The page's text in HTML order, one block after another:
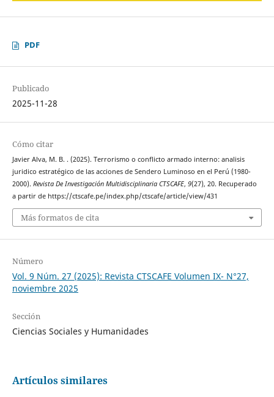
PDF
Publicado
2025-11-28
Cómo citar
Javier Alva, M. B. . (2025). Terrorismo o conflicto armado interno: analisis
juridico estratégico de las acciones de Sendero Luminoso en el Perú (1980-
2000). Revista De Investigación Multidisciplinaria CTSCAFE, 9(27), 20. Recuperado
a partir de https://ctscafe.pe/index.php/ctscafe/article/view/431
Más formatos de cita
Número
Vol. 9 Núm. 27 (2025): Revista CTSCAFE Volumen IX- N°27,
noviembre 2025
Sección
Ciencias Sociales y Humanidades
Artículos similares